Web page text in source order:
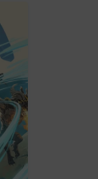
de Eternal